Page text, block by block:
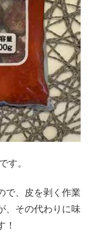
です。
で、皮を剥く作業
、その代わりに味
！